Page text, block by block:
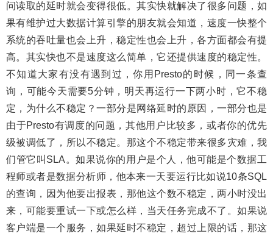
问读取的延时就会变得很低。其实快就解决了很多问题，如
果有维护过大数据计算引擎的朋友就会知道，速度一快整个
系统的吞吐量也会上升，稳定性也会上升，各方面都会有提
高。其实快也不是速度这么简单，它还提供速度的稳定性。
不知道大家有没有遇到过，你用Presto的时候，同一条查
询，可能今天需要5分钟，明天再运行一下两小时，它不稳
定，为什么不稳定？一部分是网络延时的原因，一部分也是
由于Presto有调度的问题，其他用户比较多，或者你的优先
级被调低了，所以不稳定。那这个不稳定带来很多灾难，我
们管它叫SLA。如果说你的用户是个人，他可能是个数据工
程师或者是数据分析师，他本来一天要运行比如说10条SQL
的查询，因为他要出报表，那他这个数不稳定，两小时没出
来，可能要重试一下或怎么样，当天任务完成不了。如果说
客户端是一个服务，如果延时不稳定，超过上限的话，那这